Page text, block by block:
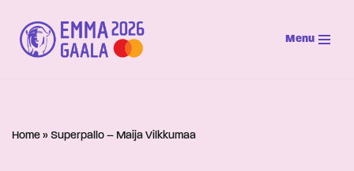
Siirry
suoraan
Menu
Home » Superpallo – Maija Vilkkumaa